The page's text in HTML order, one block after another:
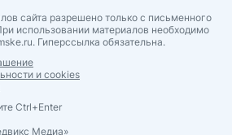
сайта разрешено только с письменного
использовании материалов необходимо
Гиперссылка обязательна.
и cookies
Ctrl+Enter
Медиа»